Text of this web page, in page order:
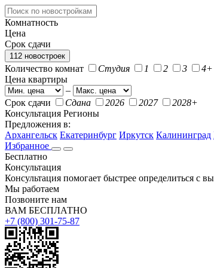
Комнатность
Цена
Срок сдачи
112 новостроек
Количество комнат Студия 1 2 3
4+
Цена квартиры
–
Срок сдачи
Сдана 2026 2027
2028+
Консультация Регионы
Предложения в:
Архангельск Екатеринбург Иркутск Калининград
Избранное
Бесплатно
Консультация
Консультация помогает быстрее определиться с
Мы работаем
Позвоните нам
ВАМ БЕСПЛАТНО
+7 (800) 301-75-87